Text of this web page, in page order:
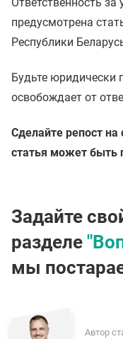
Ответственность
предусмотрена
Республики
Будьте юридически
освобождает от
Сделайте репост на
статья может быть
Задайте
разделе
мы
Автор